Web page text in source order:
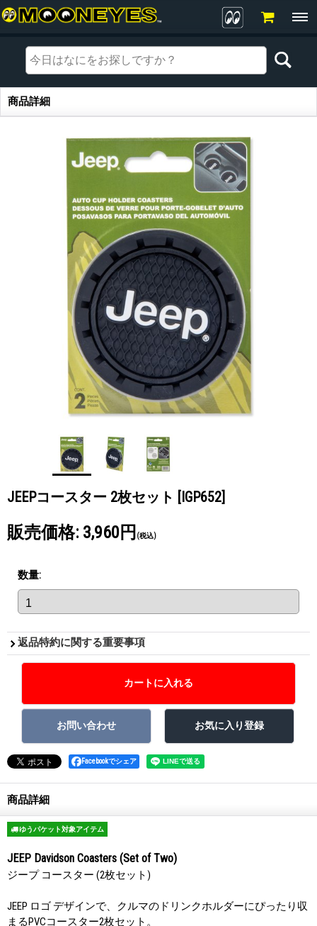
商品詳細
商品詳細
JEEPコースター 2枚セット [IGP652]
販売価格: 3,960円 (税込)
数量:
返品特約に関する重要事項
Facebookでシェア
商品詳細
ゆうパケット対象アイテム
JEEP Davidson Coasters (Set of Two)
ジープ コースター (2枚セット)
JEEP ロゴ デザインで、クルマのドリンクホルダーにぴったり収
まるPVCコースター2枚セット。